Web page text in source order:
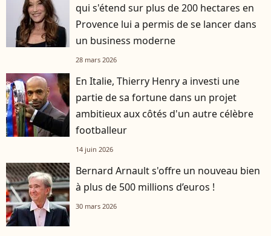
qui s'étend sur plus de 200 hectares en
Provence lui a permis de se lancer dans
un business moderne
28 mars 2026
En Italie, Thierry Henry a investi une
partie de sa fortune dans un projet
ambitieux aux côtés d'un autre célèbre
footballeur
14 juin 2026
Bernard Arnault s'offre un nouveau bien
à plus de 500 millions d’euros !
30 mars 2026